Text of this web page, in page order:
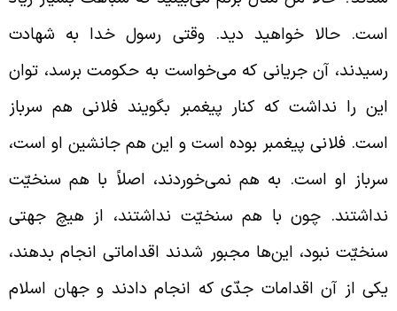
حالا خواهید دید. وقتی رسول خدا به شهادت
آن جریانی که می‌خواست به حکومت برسد، توان
را نداشت که کنار پیغمبر بگویند فلانی هم سرباز
فلانی پیغمبر بوده است و این هم جانشین او است،
او است. به هم نمی‌خوردند، اصلاً با هم سنخیّت
چون با هم سنخیّت نداشتند، از هیچ جهتی
نبود، این‌ها مجبور شدند اقداماتی انجام بدهند،
از آن اقدامات جدّی که انجام دادند و جهان اسلام